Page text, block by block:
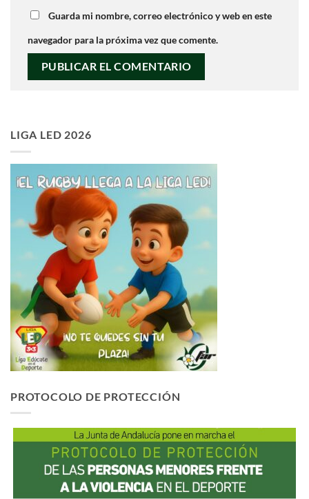
Guarda mi nombre, correo electrónico y web en este
navegador para la próxima vez que comente.
LIGA LED 2026
PROTOCOLO DE PROTECCIÓN